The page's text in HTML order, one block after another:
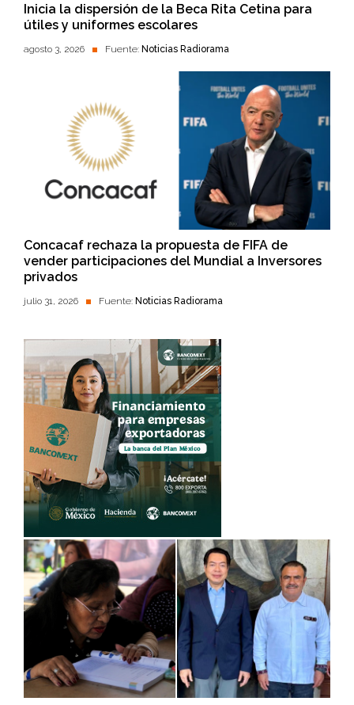
Inicia la dispersión de la Beca Rita Cetina para
útiles y uniformes escolares
agosto 3, 2026 Fuente: Noticias Radiorama
Concacaf rechaza la propuesta de FIFA de
vender participaciones del Mundial a Inversores
privados
julio 31, 2026 Fuente: Noticias Radiorama